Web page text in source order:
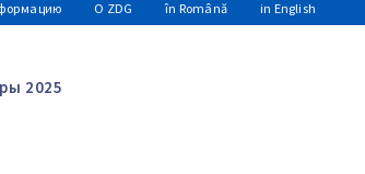
О ZDG în Română in English